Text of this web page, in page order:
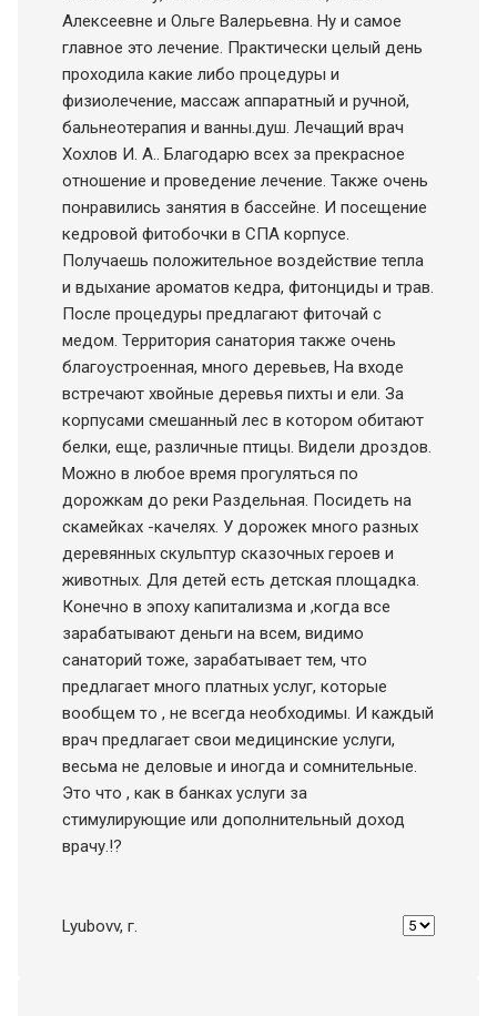
Алексеевне и Ольге Валерьевна. Ну и самое
главное это лечение. Практически целый день
проходила какие либо процедуры и
физиолечение, массаж аппаратный и ручной,
бальнеотерапия и ванны.душ. Лечащий врач
Хохлов И. А.. Благодарю всех за прекрасное
отношение и проведение лечение. Также очень
понравились занятия в бассейне. И посещение
кедровой фитобочки в СПА корпусе.
Получаешь положительное воздействие тепла
и вдыхание ароматов кедра, фитонциды и трав.
После процедуры предлагают фиточай с
медом. Территория санатория также очень
благоустроенная, много деревьев, На входе
встречают хвойные деревья пихты и ели. За
корпусами смешанный лес в котором обитают
белки, еще, различные птицы. Видели дроздов.
Можно в любое время прогуляться по
дорожкам до реки Раздельная. Посидеть на
скамейках -качелях. У дорожек много разных
деревянных скульптур сказочных героев и
животных. Для детей есть детская площадка.
Конечно в эпоху капитализма и ,когда все
зарабатывают деньги на всем, видимо
санаторий тоже, зарабатывает тем, что
предлагает много платных услуг, которые
вообщем то , не всегда необходимы. И каждый
врач предлагает свои медицинские услуги,
весьма не деловые и иногда и сомнительные.
Это что , как в банках услуги за
стимулирующие или дополнительный доход
врачу.!?
Lyubovv, г.